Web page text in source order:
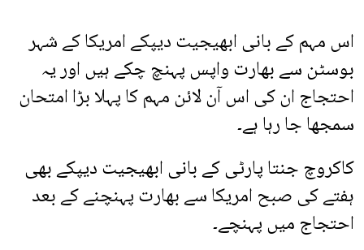
اس مہم کے بانی ابھیجیت دیپکے امریکا کے شہر
بوسٹن سے بھارت واپس پہنچ چکے ہیں اور یہ
احتجاج ان کی اس آن لائن مہم کا پہلا بڑا امتحان
سمجھا جا رہا ہے۔
کاکروچ جنتا پارٹی کے بانی ابھیجیت دیپکے بھی
ہفتے کی صبح امریکا سے بھارت پہنچنے کے بعد
احتجاج میں پہنچے۔